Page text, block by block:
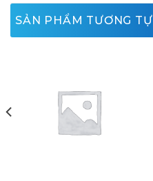
SẢN PHẨM TƯƠNG TỰ